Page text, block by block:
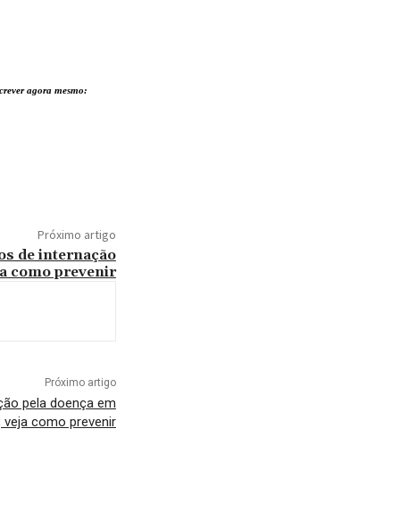
agora mesmo:
Próximo artigo
de internação
como prevenir
Próximo artigo
pela doença em
veja como prevenir